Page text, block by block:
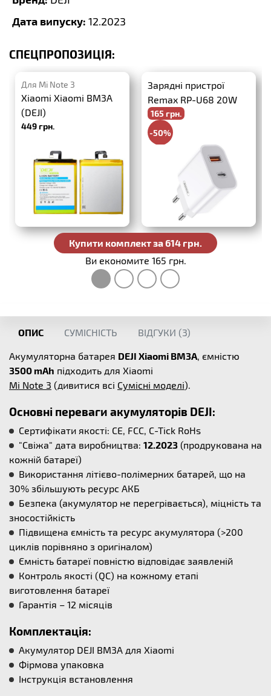
Дата випуску: 12.2023
СПЕЦПРОПОЗИЦІЯ:
Для Mi Note 3
Xiaomi Xiaomi BM3A
(DEJI)
449 грн.
Зарядні пристрої
Remax RP-U68 20W
PD+QC3.0
165 грн.
-50%
Купити комплект за 614 грн.
Ви економите 165 грн.
ОПИС СУМІСНІСТЬ ВІДГУКИ (3)
Акумуляторна батарея DEJI Xiaomi BM3A, ємністю
3500 mAh підходить для Xiaomi
Mi Note 3 (дивитися всі Сумісні моделі).
Основні переваги акумуляторів DEJI:
Сертифікати якості: CE, FCC, C-Tick RoHs
"Свіжа" дата виробництва: 12.2023 (продрукована на
кожній батареї)
Використання літієво-полімерних батарей, що на
30% збільшують ресурс АКБ
Безпека (акумулятор не перегрівається), міцність та
зносостійкість
Підвищена ємність та ресурс акумулятора (>200
циклів порівняно з оригіналом)
Ємність батареї повністю відповідає заявленій
Контроль якості (QC) на кожному етапі
виготовлення батареї
Гарантія – 12 місяців
Комплектація:
Акумулятор DEJI BM3A для Xiaomi
Фірмова упаковка
Інструкція встановлення